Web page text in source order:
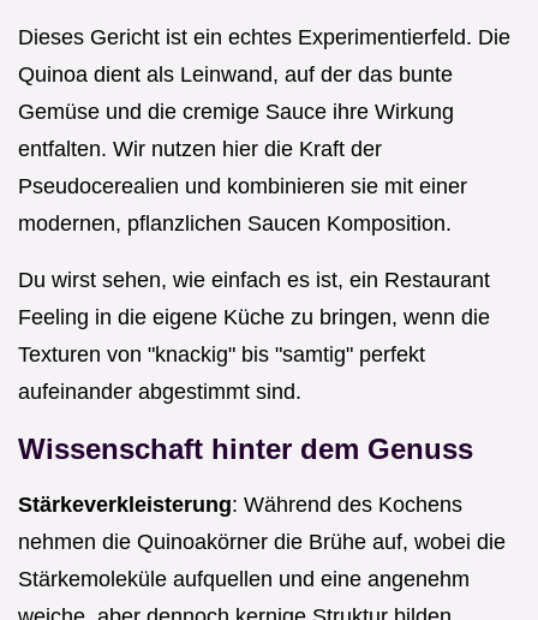
Dieses Gericht ist ein echtes Experimentierfeld. Die
Quinoa dient als Leinwand, auf der das bunte
Gemüse und die cremige Sauce ihre Wirkung
entfalten. Wir nutzen hier die Kraft der
Pseudocerealien und kombinieren sie mit einer
modernen, pflanzlichen Saucen Komposition.
Du wirst sehen, wie einfach es ist, ein Restaurant
Feeling in die eigene Küche zu bringen, wenn die
Texturen von "knackig" bis "samtig" perfekt
aufeinander abgestimmt sind.
Wissenschaft hinter dem Genuss
Stärkeverkleisterung: Während des Kochens
nehmen die Quinoakörner die Brühe auf, wobei die
Stärkemoleküle aufquellen und eine angenehm